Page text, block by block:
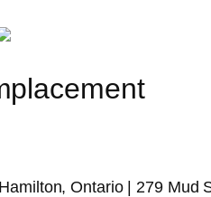
Ontario | 279 Mud